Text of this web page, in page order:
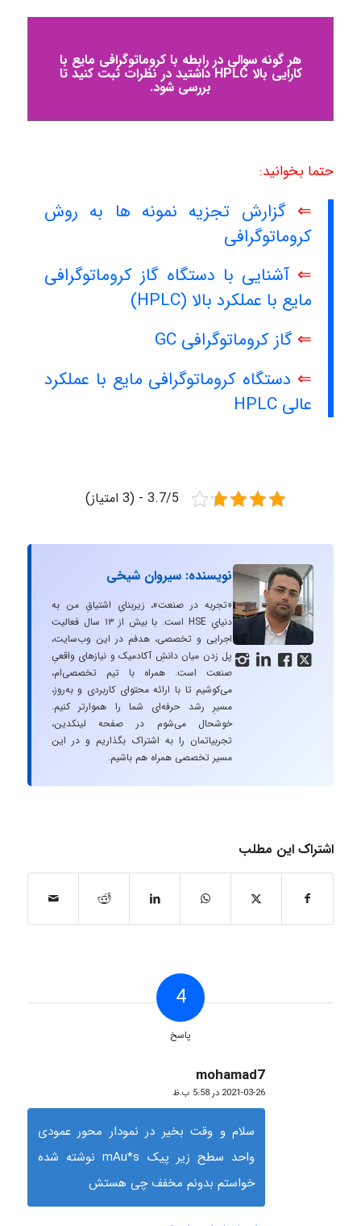
هر گونه سوالی در رابطه با کروماتوگرافی مایع با
کارایی بالا HPLC داشتید در نظرات ثبت کنید تا
بررسی شود.
حتما بخوانید:
⇐گزارش تجزیه نمونه ها به روش
کروماتوگرافی
⇐ آشنایی با دستگاه گاز کروماتوگرافی
مایع با عملکرد بالا (HPLC)
⇐ گاز کروماتوگرافی GC
⇐ دستگاه کروماتوگرافی مایع با عملکرد
عالی HPLC
3.7/5 - (3 امتیاز)
   
نویسنده: سیروان شیخی
«تجربه در صنعت»، زیربنایِ اشتیاقِ من به
دنیایِ HSE است. با بیش از ۱۳ سال فعالیت
اجرایی و تخصصی، هدفم در این وب‌سایت،
پل زدن میان دانشِ آکادمیک و نیازهای واقعیِ
صنعت است. همراه با تیم تخصصی‌ام،
می‌کوشیم تا با ارائه محتوای کاربردی و به‌روز،
مسیرِ رشد حرفه‌ای شما را هموارتر کنیم.
خوشحال می‌شوم در صفحه لینکدین،
تجربیاتمان را به اشتراک بگذاریم و در این
مسیر تخصصی همراه هم باشیم.
اشتراک این مطلب
4
پاسخ
mohamad7
گفته:
2021-03-26 در 5:58 ب.ظ
سلام و وقت بخیر در نمودار محور عمودی
واحد سطح زیر پیک mAu*s نوشته شده
خواستم بدونم مخفف چی هستش